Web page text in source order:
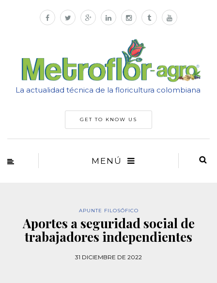
La actualidad técnica de la floricultura colombiana
GET TO KNOW US
MENÚ
APUNTE FILOSÓFICO
Aportes a seguridad social de
trabajadores independientes
31 DICIEMBRE DE 2022